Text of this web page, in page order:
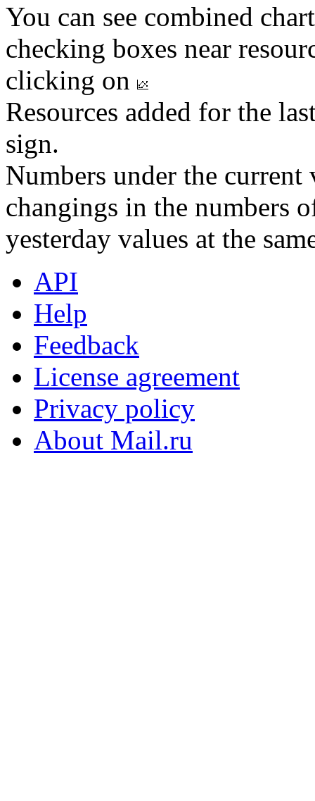
You can see combined
checking boxes near
clicking on
Resources added for the
sign.
Numbers under the
changings in the numbers
yesterday values at the
API
Help
Feedback
License agreement
Privacy policy
About Mail.ru